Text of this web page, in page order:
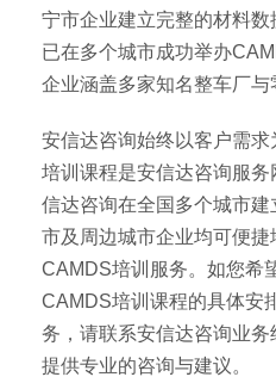
宁市企业建立完整的材料
已在多个城市成功举办
企业涵盖多家知名整车厂与
安信达咨询始终以客户需
培训课程是安信达咨询服
信达咨询在全国多个城市
市及周边城市企业均可便
CAMDS培训服务。如您希
CAMDS培训课程的具体安
务，请联系安信达咨询业
提供专业的咨询与建议。